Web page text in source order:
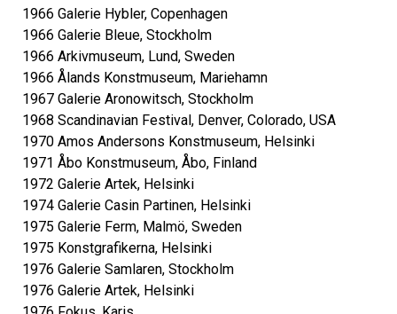
1966 Galerie Hybler, Copenhagen
1966 Galerie Bleue, Stockholm
1966 Arkivmuseum, Lund, Sweden
1966 Ålands Konstmuseum, Mariehamn
1967 Galerie Aronowitsch, Stockholm
1968 Scandinavian Festival, Denver, Colorado, USA
1970 Amos Andersons Konstmuseum, Helsinki
1971 Åbo Konstmuseum, Åbo, Finland
1972 Galerie Artek, Helsinki
1974 Galerie Casin Partinen, Helsinki
1975 Galerie Ferm, Malmö, Sweden
1975 Konstgrafikerna, Helsinki
1976 Galerie Samlaren, Stockholm
1976 Galerie Artek, Helsinki